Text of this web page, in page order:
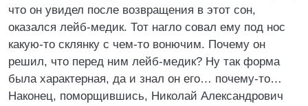
что он увидел после возвращения в этот сон,
оказался лейб-медик. Тот нагло совал ему под нос
какую-то склянку с чем-то вонючим. Почему он
решил, что перед ним лейб-медик? Ну так форма
была характерная, да и знал он его… почему-то…
Наконец, поморщившись, Николай Александрович